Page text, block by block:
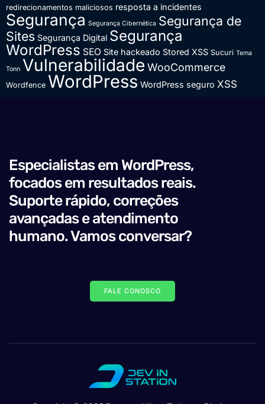
redirecionamentos maliciosos resposta a incidentes
Segurança Segurança Cibernética Segurança de
Sites Segurança Digital Segurança
WordPress SEO Site hackeado Stored XSS Sucuri Tema
Tonn Vulnerabilidade WooCommerce
Wordfence WordPress WordPress seguro XSS
Especialistas em WordPress,
focados em resultados reais.
Suporte rápido, correções
avançadas e atendimento
humano. Vamos conversar?
FALE CONOSCO